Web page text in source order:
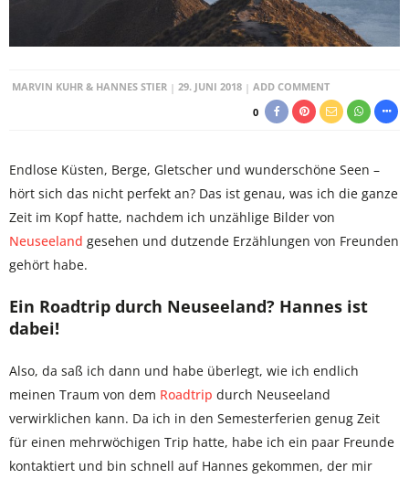
MARVIN KUHR & HANNES STIER 29. JUNI 2018
ADD COMMENT
0
Endlose Küsten, Berge, Gletscher und wunderschöne Seen –
hört sich das nicht perfekt an? Das ist genau, was ich die ganze
Zeit im Kopf hatte, nachdem ich unzählige Bilder von
Neuseeland gesehen und dutzende Erzählungen von Freunden
gehört habe.
Ein Roadtrip durch Neuseeland? Hannes ist
dabei!
Also, da saß ich dann und habe überlegt, wie ich endlich
meinen Traum von dem Roadtrip durch Neuseeland
verwirklichen kann. Da ich in den Semesterferien genug Zeit
für einen mehrwöchigen Trip hatte, habe ich ein paar Freunde
kontaktiert und bin schnell auf Hannes gekommen, der mir